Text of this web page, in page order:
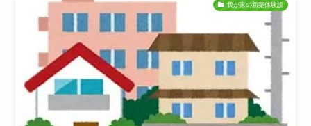
我が家の新築体験談